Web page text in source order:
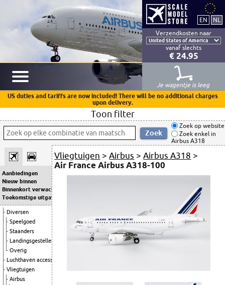
Verzendkosten naar
vanaf slechts
€ 24.95
Je wagentje is leeg
US duties and tariffs are now included! There will be no additional charges
upon delivery.
Toon filter
Zoek op website
Zoek enkel in
Airbus A318
Aanbiedingen
Nieuw binnen
Binnenkort verwacht
Toekomstige uitgaven
Diversen
Speelgoed
Staanders
Landingsgestellen
Overig
Luchthaven accessoires
Vliegtuigen
Airbus
Vliegtuigen >Airbus >Airbus A318 >
Air France Airbus A318-100